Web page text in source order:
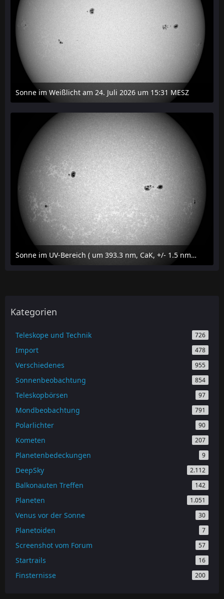
Sonne im Weißlicht am 24. Juli 2026 um 15:31 MESZ
24. Juli 2026 um 21:45
Sonne im UV-Bereich ( um 393.3 nm, CaK, +/- 1.5 nm) am 23. Juli 2026 um 16:15 MESZ
24. Juli 2026 um 20:42
Kategorien
Teleskope und Technik 726
Import 478
Verschiedenes 955
Sonnenbeobachtung 854
Teleskopbörsen 97
Mondbeobachtung 791
Polarlichter 90
Kometen 207
Planetenbedeckungen 9
DeepSky 2.112
Balkonauten Treffen 142
Planeten 1.051
Venus vor der Sonne 30
Planetoiden 7
Screenshot vom Forum 57
Startrails 16
Finsternisse 200